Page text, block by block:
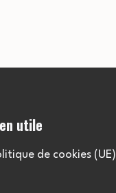
utile
de cookies (UE)